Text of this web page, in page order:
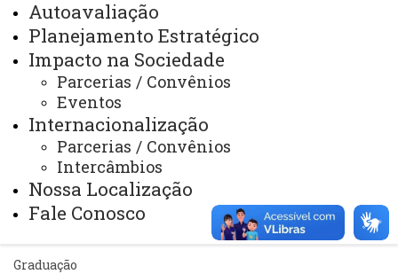
Autoavaliação
Planejamento Estratégico
Impacto na Sociedade
Parcerias / Convênios
Eventos
Internacionalização
Parcerias / Convênios
Intercâmbios
Nossa Localização
Fale Conosco
REITORIA
Secretaria Geral
Gabinete Reitoria
Secretaria dos Conselhos Superiores
PRÓ-REITORIAS
Administração e Finanças
Graduação